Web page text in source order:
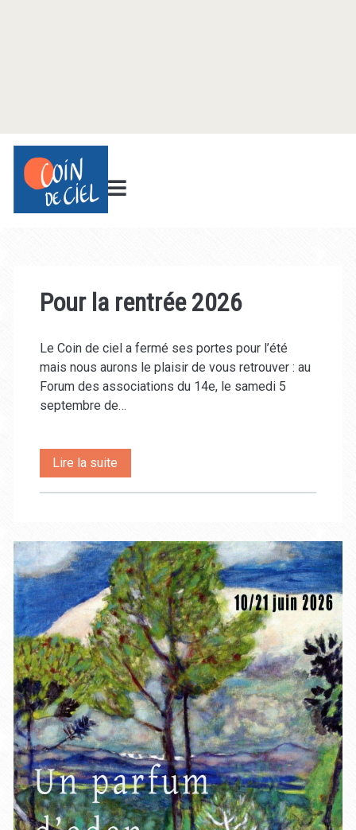
<span>News</span>
Pour la rentrée 2026
Le Coin de ciel a fermé ses portes pour l’été
mais nous aurons le plaisir de vous retrouver : au
Forum des associations du 14e, le samedi 5
septembre de…
Lire la suite
la
2026